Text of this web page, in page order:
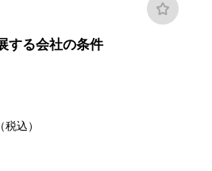
する会社の条件
込）